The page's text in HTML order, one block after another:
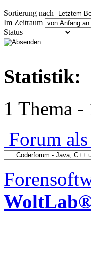
Sortierung nach
Im Zeitraum
Status
Statistik:
1 Thema
Forum